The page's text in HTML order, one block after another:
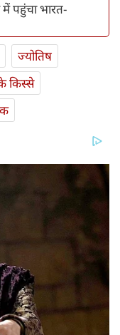
पहुंचा भारत-
ज्योतिष
किस्से